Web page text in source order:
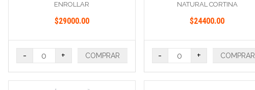
ENROLLAR
$29000.00
- + COMPRAR
NATURAL CORTINA
$24400.00
- + COMPRAR